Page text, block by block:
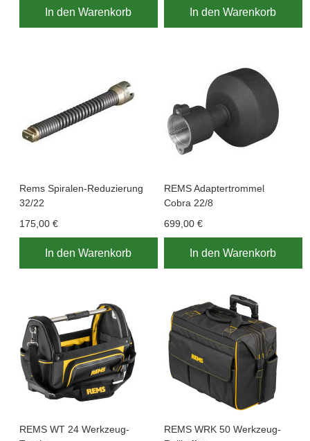
In den Warenkorb In den Warenkorb
Rems Spiralen-Reduzierung
32/22
175,00 €
In den Warenkorb
REMS Adaptertrommel
Cobra 22/8
699,00 €
In den Warenkorb
REMS WT 24 Werkzeug-
REMS WRK 50 Werkzeug-